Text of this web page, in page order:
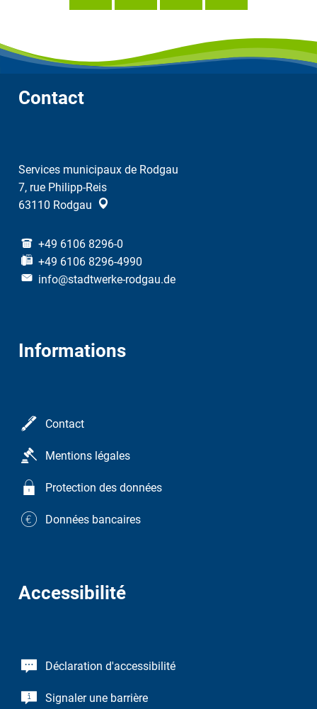
Contact
Services municipaux de Rodgau
7, rue Philipp-Reis
63110 Rodgau
+49 6106 8296-0
+49 6106 8296-4990
info@stadtwerke-rodgau.de
Informations
Contact
Mentions légales
Protection des données
Données bancaires
Accessibilité
Déclaration d'accessibilité
Signaler une barrière